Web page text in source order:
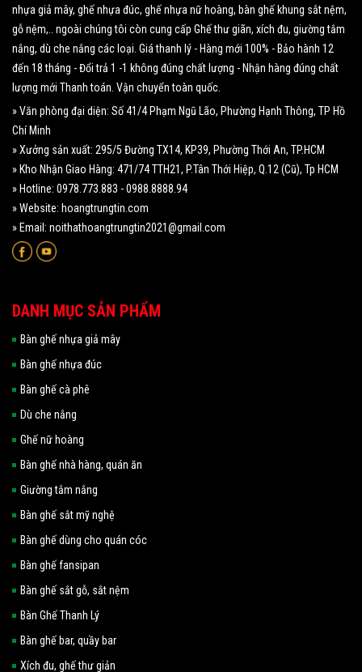
nhựa giả mây, ghế nhựa đúc, ghế nhựa nữ hoàng, bàn ghế khung sắt nệm,
gỗ nệm,.. ngoài chúng tôi còn cung cấp Ghế thư giãn, xích đu, giường tắm
nắng, dù che nắng các loại. Giá thanh lý - Hàng mới 100% - Bảo hành 12
đến 18 tháng - Đổi trả 1 -1 không đúng chất lượng - Nhận hàng đúng chất
lượng mới Thanh toán. Vận chuyển toàn quốc.
» Văn phòng đại diện: Số 41/4 Phạm Ngũ Lão, Phường Hạnh Thông, TP Hồ
Chí Minh
» Xưởng sản xuất: 295/5 Đường TX14, KP39, Phường Thới An, TP.HCM
» Kho Nhận Giao Hàng: 471/74 TTH21, P.Tân Thới Hiệp, Q.12 (Cũ), Tp HCM
» Hotline: 0978.773.883 - 0988.8888.94
» Website: hoangtrungtin.com
» Email: noithathoangtrungtin2021@gmail.com
DANH MỤC SẢN PHẨM
Bàn ghế nhựa giả mây
Bàn ghế nhựa đúc
Bàn ghế cà phê
Dù che nắng
Ghế nữ hoàng
Bàn ghế nhà hàng, quán ăn
Giường tắm nắng
Bàn ghế sắt mỹ nghệ
Bàn ghế dùng cho quán cóc
Bàn ghế fansipan
Bàn ghế sắt gỗ, sắt nệm
Bàn Ghế Thanh Lý
Bàn ghế bar, quầy bar
Xích đu, ghế thư giản